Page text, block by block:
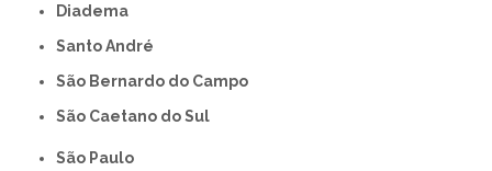
Diadema
Santo André
São Bernardo do Campo
São Caetano do Sul
São Paulo